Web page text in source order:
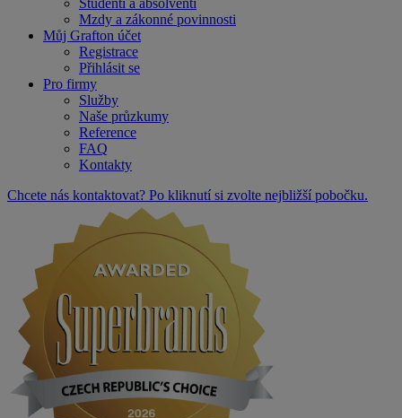
Mzdy a zákonné povinnosti
Můj Grafton účet
Registrace
Přihlásit se
Pro firmy
Služby
Naše průzkumy
Reference
FAQ
Kontakty
Chcete nás kontaktovat? Po kliknutí si zvolte nejbližší pobočku.